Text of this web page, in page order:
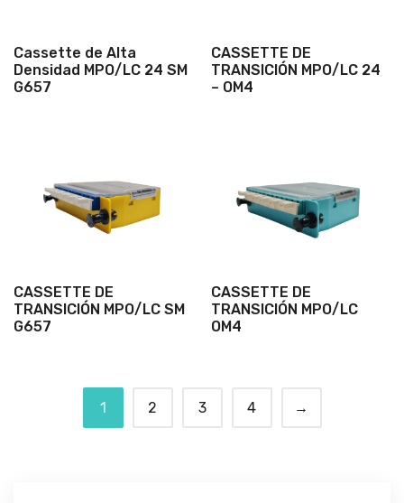
Cassette de Alta
Densidad MPO/LC 24 SM
G657
CASSETTE DE
TRANSICIÓN MPO/LC 24
– OM4
CASSETTE DE
TRANSICIÓN MPO/LC SM
G657
CASSETTE DE
TRANSICIÓN MPO/LC
OM4
1 2 3 4 →